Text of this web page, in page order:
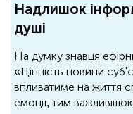
Надлишок
душі
На думку знавця
«Цінність новини
впливатиме на життя
емоції, тим